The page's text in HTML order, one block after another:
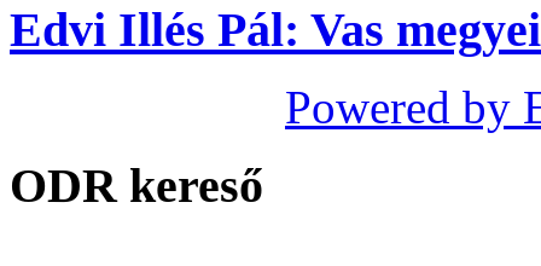
Edvi Illés Pál: Vas
Powered by
ODR kereső